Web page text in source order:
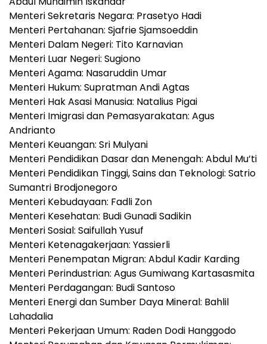
Menteri Sekretaris Negara: Prasetyo Hadi
Menteri Pertahanan: Sjafrie Sjamsoeddin
Menteri Dalam Negeri: Tito Karnavian
Menteri Luar Negeri: Sugiono
Menteri Agama: Nasaruddin Umar
Menteri Hukum: Supratman Andi Agtas
Menteri Hak Asasi Manusia: Natalius Pigai
Menteri Imigrasi dan Pemasyarakatan: Agus
Andrianto
Menteri Keuangan: Sri Mulyani
Menteri Pendidikan Dasar dan Menengah: Abdul Mu’ti
Menteri Pendidikan Tinggi, Sains dan Teknologi: Satrio
Sumantri Brodjonegoro
Menteri Kebudayaan: Fadli Zon
Menteri Kesehatan: Budi Gunadi Sadikin
Menteri Sosial: Saifullah Yusuf
Menteri Ketenagakerjaan: Yassierli
Menteri Penempatan Migran: Abdul Kadir Karding
Menteri Perindustrian: Agus Gumiwang Kartasasmita
Menteri Perdagangan: Budi Santoso
Menteri Energi dan Sumber Daya Mineral: Bahlil
Lahadalia
Menteri Pekerjaan Umum: Raden Dodi Hanggodo